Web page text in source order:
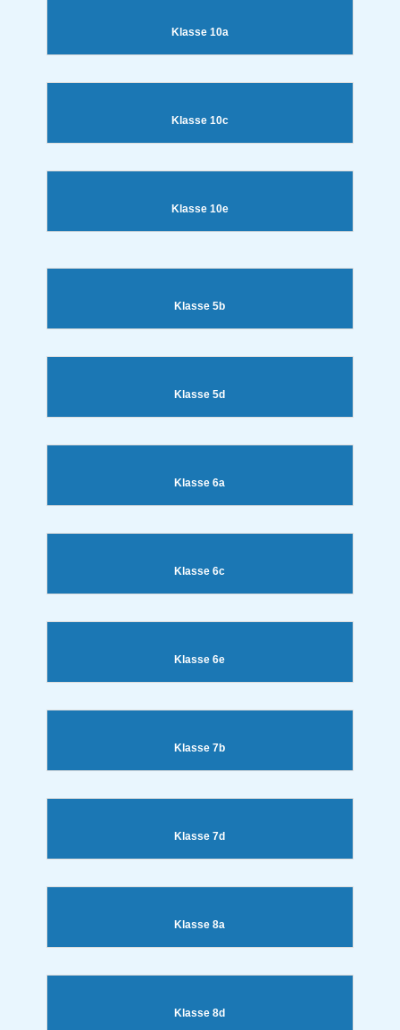
Klasse 10a
Klasse 10c
Klasse 10e
Klasse 5b
Klasse 5d
Klasse 6a
Klasse 6c
Klasse 6e
Klasse 7b
Klasse 7d
Klasse 8a
Klasse 8d